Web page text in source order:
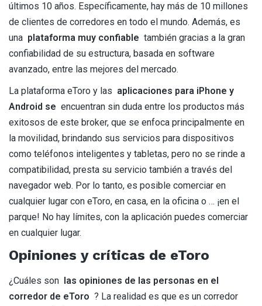
últimos 10 años. Específicamente, hay más de 10 millones
de clientes de corredores en todo el mundo. Además, es
una plataforma muy confiable también gracias a la gran
confiabilidad de su estructura, basada en software
avanzado, entre las mejores del mercado.
La plataforma eToro y las aplicaciones para iPhone y
Android se encuentran sin duda entre los productos más
exitosos de este broker, que se enfoca principalmente en
la movilidad, brindando sus servicios para dispositivos
como teléfonos inteligentes y tabletas, pero no se rinde a
compatibilidad, presta su servicio también a través del
navegador web. Por lo tanto, es posible comerciar en
cualquier lugar con eToro, en casa, en la oficina o … ¡en el
parque! No hay límites, con la aplicación puedes comerciar
en cualquier lugar.
Opiniones y críticas de eToro
¿Cuáles son las opiniones de las personas en el
corredor de eToro ? La realidad es que es un corredor